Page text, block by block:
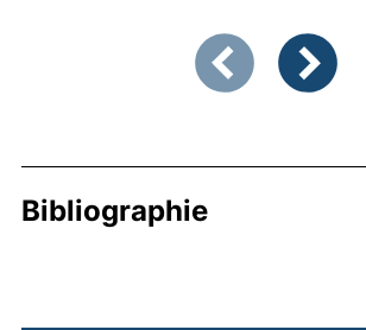
Zeigt Folie 1 von 4
Bibliographie